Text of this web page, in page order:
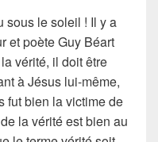
sous le soleil ! Il y a
et poète Guy Béart
vérité, il doit être
à Jésus lui-même,
fut bien la victime de
la vérité est bien au